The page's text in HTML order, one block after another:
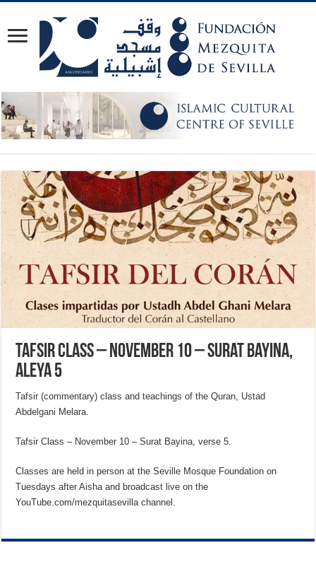
Tafsir Class – November 10 – Surat Bayina,
aleya 5
Tafsir (commentary) class and teachings of the Quran, Ustad
Abdelgani Melara.
Tafsir Class – November 10 – Surat Bayina, verse 5.
Classes are held in person at the Seville Mosque Foundation on
Tuesdays after Aisha and broadcast live on the
YouTube.com/mezquitasevilla channel.